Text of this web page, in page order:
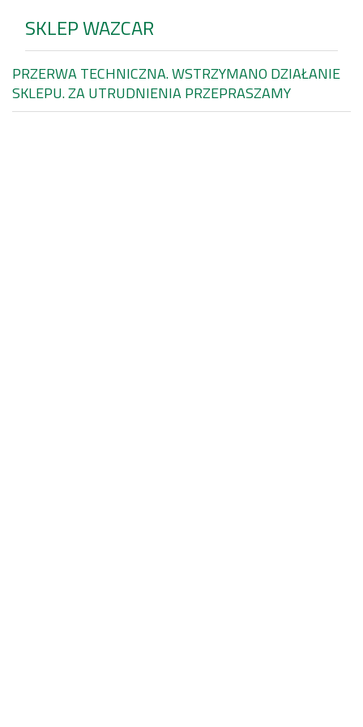
SKLEP WAZCAR
PRZERWA TECHNICZNA. WSTRZYMANO DZIAŁANIE
SKLEPU. ZA UTRUDNIENIA PRZEPRASZAMY